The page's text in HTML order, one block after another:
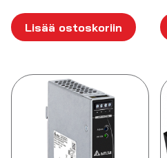
Lisää ostoskoriin